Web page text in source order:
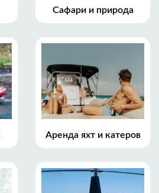
Сафари и природа
Аренда яхт и катеров